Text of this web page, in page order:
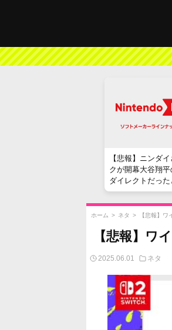
【悲報】ニンダ
クが開幕大谷翔平
ダイレクトだっ
しまう
ホーム > ネタ > 【悲報】
【悲報】ワ
2025.06.01 ネタ